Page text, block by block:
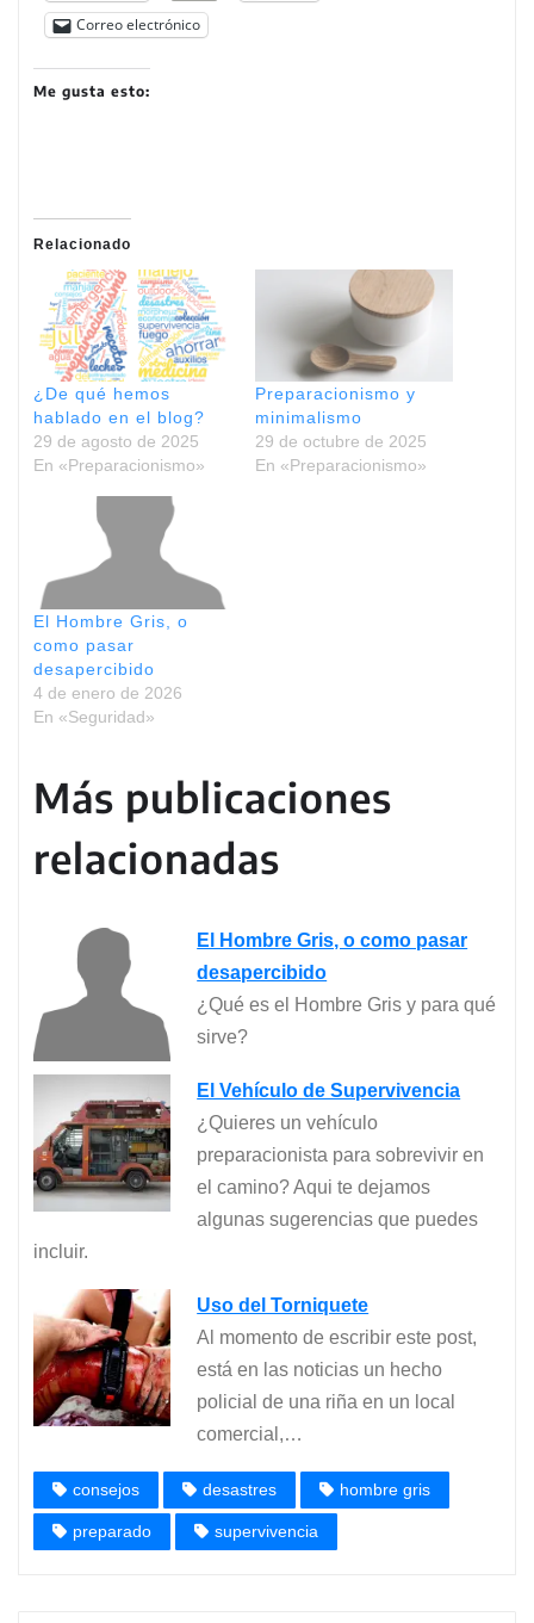
Correo electrónico
Me gusta esto:
Relacionado
¿De qué hemos
hablado en el blog?
29 de agosto de 2025
En «Preparacionismo»
Preparacionismo y
minimalismo
29 de octubre de 2025
En «Preparacionismo»
El Hombre Gris, o
como pasar
desapercibido
4 de enero de 2026
En «Seguridad»
Más publicaciones
relacionadas
El Hombre Gris, o como pasar
desapercibido
¿Qué es el Hombre Gris y para qué
sirve?
El Vehículo de Supervivencia
¿Quieres un vehículo
preparacionista para sobrevivir en
el camino? Aqui te dejamos
algunas sugerencias que puedes
incluir.
Uso del Torniquete
Al momento de escribir este post,
está en las noticias un hecho
policial de una riña en un local
comercial,…
consejos desastres hombre gris
preparado supervivencia